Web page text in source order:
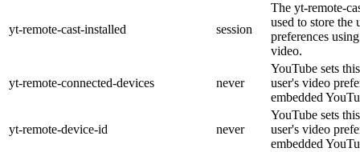
yt-remote-cast-installed session
The yt-remote-
used to store the
preferences
video.
yt-remote-connected-devices never
YouTube sets
user's video
embedded
yt-remote-device-id never
YouTube sets
user's video
embedded